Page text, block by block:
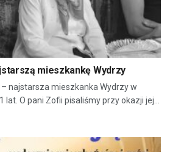
mieszkankę Wydrzy
najstarsza mieszkanka Wydrzy w
lat. O pani Zofii pisaliśmy przy okazji jej...